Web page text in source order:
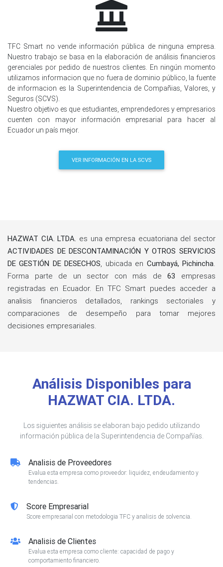
TFC Smart no vende información pública de ninguna empresa.
Nuestro trabajo se basa en la elaboración de análisis financieros
gerenciales por pedido de nuestros clientes. En ningún momento
utilizamos informacion que no fuera de dominio público, la fuente
de informacion es la Superintendencia de Compañias, Valores, y
Seguros (SCVS).
Nuestro objetivo es que estudiantes, emprendedores y empresarios
cuenten con mayor información empresarial para hacer al
Ecuador un país mejor.
VER INFORMACIÓN EN LA SCVS
HAZWAT CIA. LTDA. es una empresa ecuatoriana del sector
ACTIVIDADES DE DESCONTAMINACIÓN Y OTROS SERVICIOS
DE GESTIÓN DE DESECHOS, ubicada en Cumbayá, Pichincha.
Forma parte de un sector con más de63 empresas
registradas en Ecuador. En TFC Smart puedes acceder a
analisis financieros detallados, rankings sectoriales y
comparaciones de desempeño para tomar mejores
decisiones empresariales.
Análisis Disponibles para
HAZWAT CIA. LTDA.
Los siguientes análisis se elaboran bajo pedido utilizando
información pública de la Superintendencia de Compañías.
Analisis de Proveedores
Evalua esta empresa como proveedor: liquidez, endeudamiento y
tendencias.
Score Empresarial
Score empresarial con metodologia TFC y analisis de solvencia.
Analisis de Clientes
Evalua esta empresa como cliente: capacidad de pago y
comportamiento financiero.